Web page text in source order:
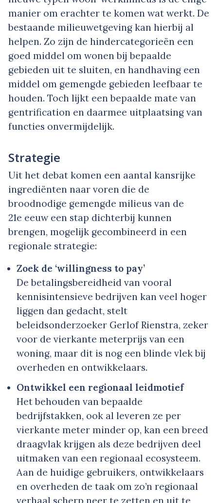
manier om erachter te komen wat werkt. De
bestaande milieuwetgeving kan hierbij al
helpen. Zo zijn de hindercategorieën een
goed middel om wonen bij bepaalde
gebieden uit te sluiten, en handhaving een
middel om gemengde gebieden leefbaar te
houden. Toch lijkt een bepaalde mate van
gentrification en daarmee uitplaatsing van
functies onvermijdelijk.
Strategie
Uit het debat komen een aantal kansrijke
ingrediënten naar voren die de
broodnodige gemengde milieus van de
21e eeuw een stap dichterbij kunnen
brengen, mogelijk gecombineerd in een
regionale strategie:
Zoek de ‘willingness to pay’
De betalingsbereidheid van vooral
kennisintensieve bedrijven kan veel hoger
liggen dan gedacht, stelt
beleidsonderzoeker Gerlof Rienstra, zeker
voor de vierkante meterprijs van een
woning, maar dit is nog een blinde vlek bij
overheden en ontwikkelaars.
Ontwikkel een regionaal leidmotief
Het behouden van bepaalde
bedrijfstakken, ook al leveren ze per
vierkante meter minder op, kan een breed
draagvlak krijgen als deze bedrijven deel
uitmaken van een regionaal ecosysteem.
Aan de huidige gebruikers, ontwikkelaars
en overheden de taak om zo’n regionaal